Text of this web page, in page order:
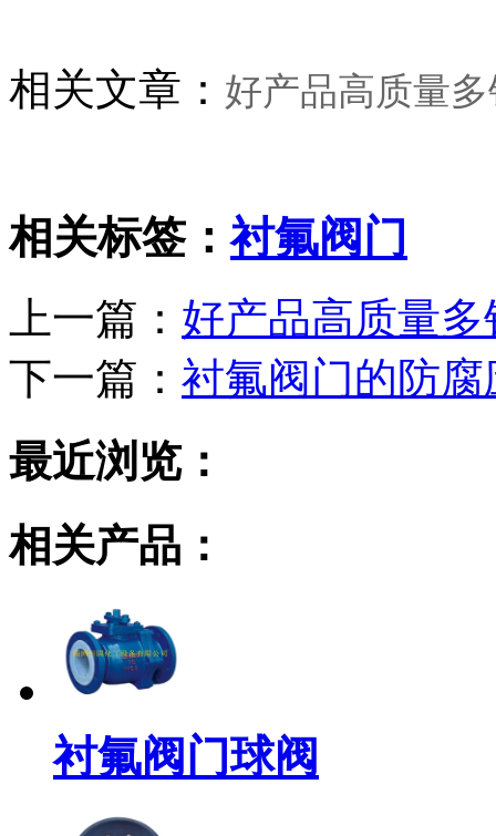
相关文章： 好产品高质量
相关标签：衬氟阀门
上一篇： 好产品高质量
下一篇： 衬氟阀门的防腐
最近浏览：
相关产品：
衬氟阀门球阀